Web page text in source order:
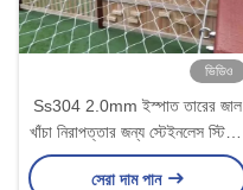
ভিডিও
Ss304 2.0mm ইস্পাত তারের জাল
খাঁচা নিরাপত্তার জন্য স্টেইনলেস স্টিলের
তারের দড়ি জাল
সেরা দাম পান